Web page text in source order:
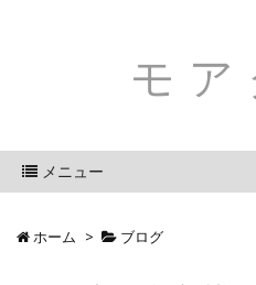
モア
メニュー
ホーム > ブログ